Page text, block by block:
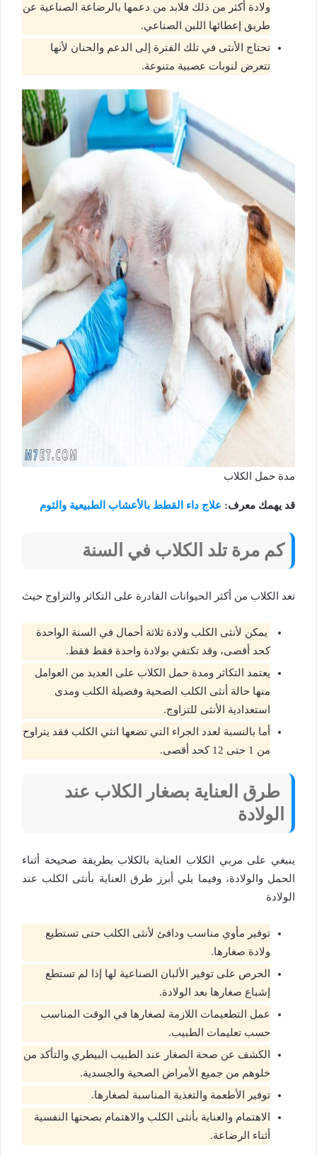
ولادة أكثر من ذلك فلابد من دعمها بالرضاعة الصناعية عن
طريق إعطائها اللبن الصناعي.
تحتاج الأنثى في تلك الفترة إلى الدعم والحنان لأنها
تتعرض لنوبات عصبية متنوعة.
مدة حمل الكلاب
قد يهمك معرف: علاج داء القطط بالأعشاب الطبيعية والثوم
كم مرة تلد الكلاب في السنة
تعد الكلاب من أكثر الحيوانات القادرة على التكاثر والتزاوج حيث
يمكن لأنثى الكلب ولادة ثلاثة أحمال في السنة الواحدة
كحد أقصى، وقد تكتفي بولادة واحدة فقط فقط.
يعتمد التكاثر ومدة حمل الكلاب على العديد من العوامل
منها حالة أنثى الكلب الصحية وفصيلة الكلب ومدى
استعدادية الأنثى للتزاوج.
أما بالنسبة لعدد الجراء التي تضعها انثي الكلب فقد يتراوح
من 1 حتى 12 كحد أقصى.
طرق العناية بصغار الكلاب عند
الولادة
ينبغي على مربي الكلاب العناية بالكلاب بطريقة صحيحة أثناء
الحمل والولادة، وفيما يلي أبرز طرق العناية بأنثى الكلب عند
الولادة
توفير مأوي مناسب ودافئ لأنثى الكلب حتى تستطيع
ولادة صغارها.
الحرص على توفير الألبان الصناعية لها إذا لم تستطع
إشباع صغارها بعد الولادة.
عمل التطعيمات اللازمة لصغارها في الوقت المناسب
حسب تعليمات الطبيب.
الكشف عن صحة الصغار عند الطبيب البيطري والتأكد من
خلوهم من جميع الأمراض الصحية والجسدية.
توفير الأطعمة والتغذية المناسبة لصغارها.
الاهتمام والعناية بأنثى الكلب والاهتمام بصحتها النفسية
أثناء الرضاعة.